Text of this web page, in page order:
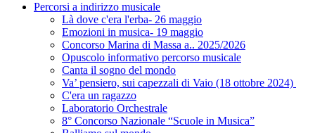
Percorsi a indirizzo musicale
Là dove c'era l'erba- 26 maggio
Emozioni in musica- 19 maggio
Concorso Marina di Massa a.. 2025/2026
Opuscolo informativo percorso musicale
Canta il sogno del mondo
Va’ pensiero, sui capezzali di Vaio (18 ottobre 2024)
C'era un ragazzo
Laboratorio Orchestrale
8° Concorso Nazionale “Scuole in Musica”